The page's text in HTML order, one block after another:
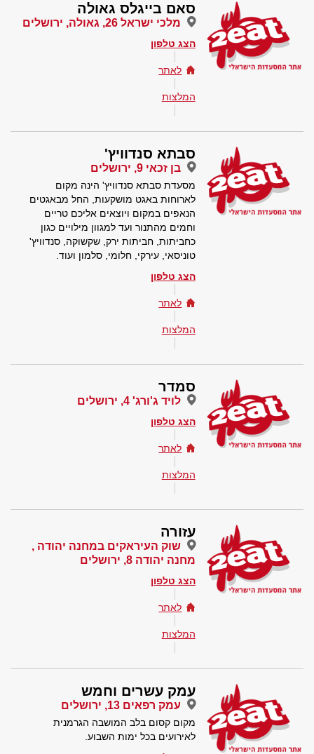
סאם בייגלס גאולה
מלכי ישראל 26, גאולה, ירושלים
הצג טלפון
לאתר
המלצות
סבתא סנדוויץ'
בן זכאי 9, ירושלים
מסעדת סבתא סנדוויץ' הינה מקום
לארוחות באגט מושקעות, החל מבאגטים
הנאפים במקום ויוצאים אליכם טריים
וחמים מהתנור ועד למגוון מילויים כגון
כחביתות, חביתות ירק, שקשוקה, סנדוויץ'
טוניסאי, עירקי, חלומי, סלמון ועוד.
הצג טלפון
לאתר
המלצות
סמדר
לויד ג'ורג' 4, ירושלים
הצג טלפון
לאתר
המלצות
עזורה
שוק העיראקים במחנה יהודה ,
מחנה יהודה 8, ירושלים
הצג טלפון
לאתר
המלצות
עמק עשרים וחמש
עמק רפאים 13, ירושלים
מקום קסום בלב המושבה הגרמנית
לאירועים בכל ימות השבוע.